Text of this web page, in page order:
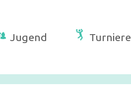
Jugend Turniere